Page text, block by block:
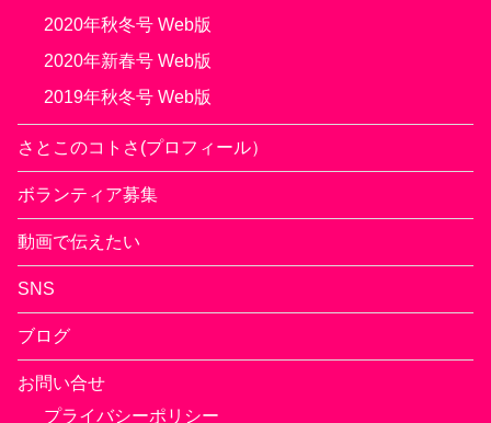
2020年秋冬号 Web版
2020年新春号 Web版
2019年秋冬号 Web版
さとこのコトさ(プロフィール）
ボランティア募集
動画で伝えたい
SNS
ブログ
お問い合せ
プライバシーポリシー